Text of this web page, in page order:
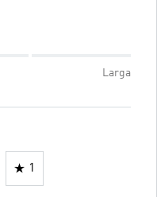
Larga
1